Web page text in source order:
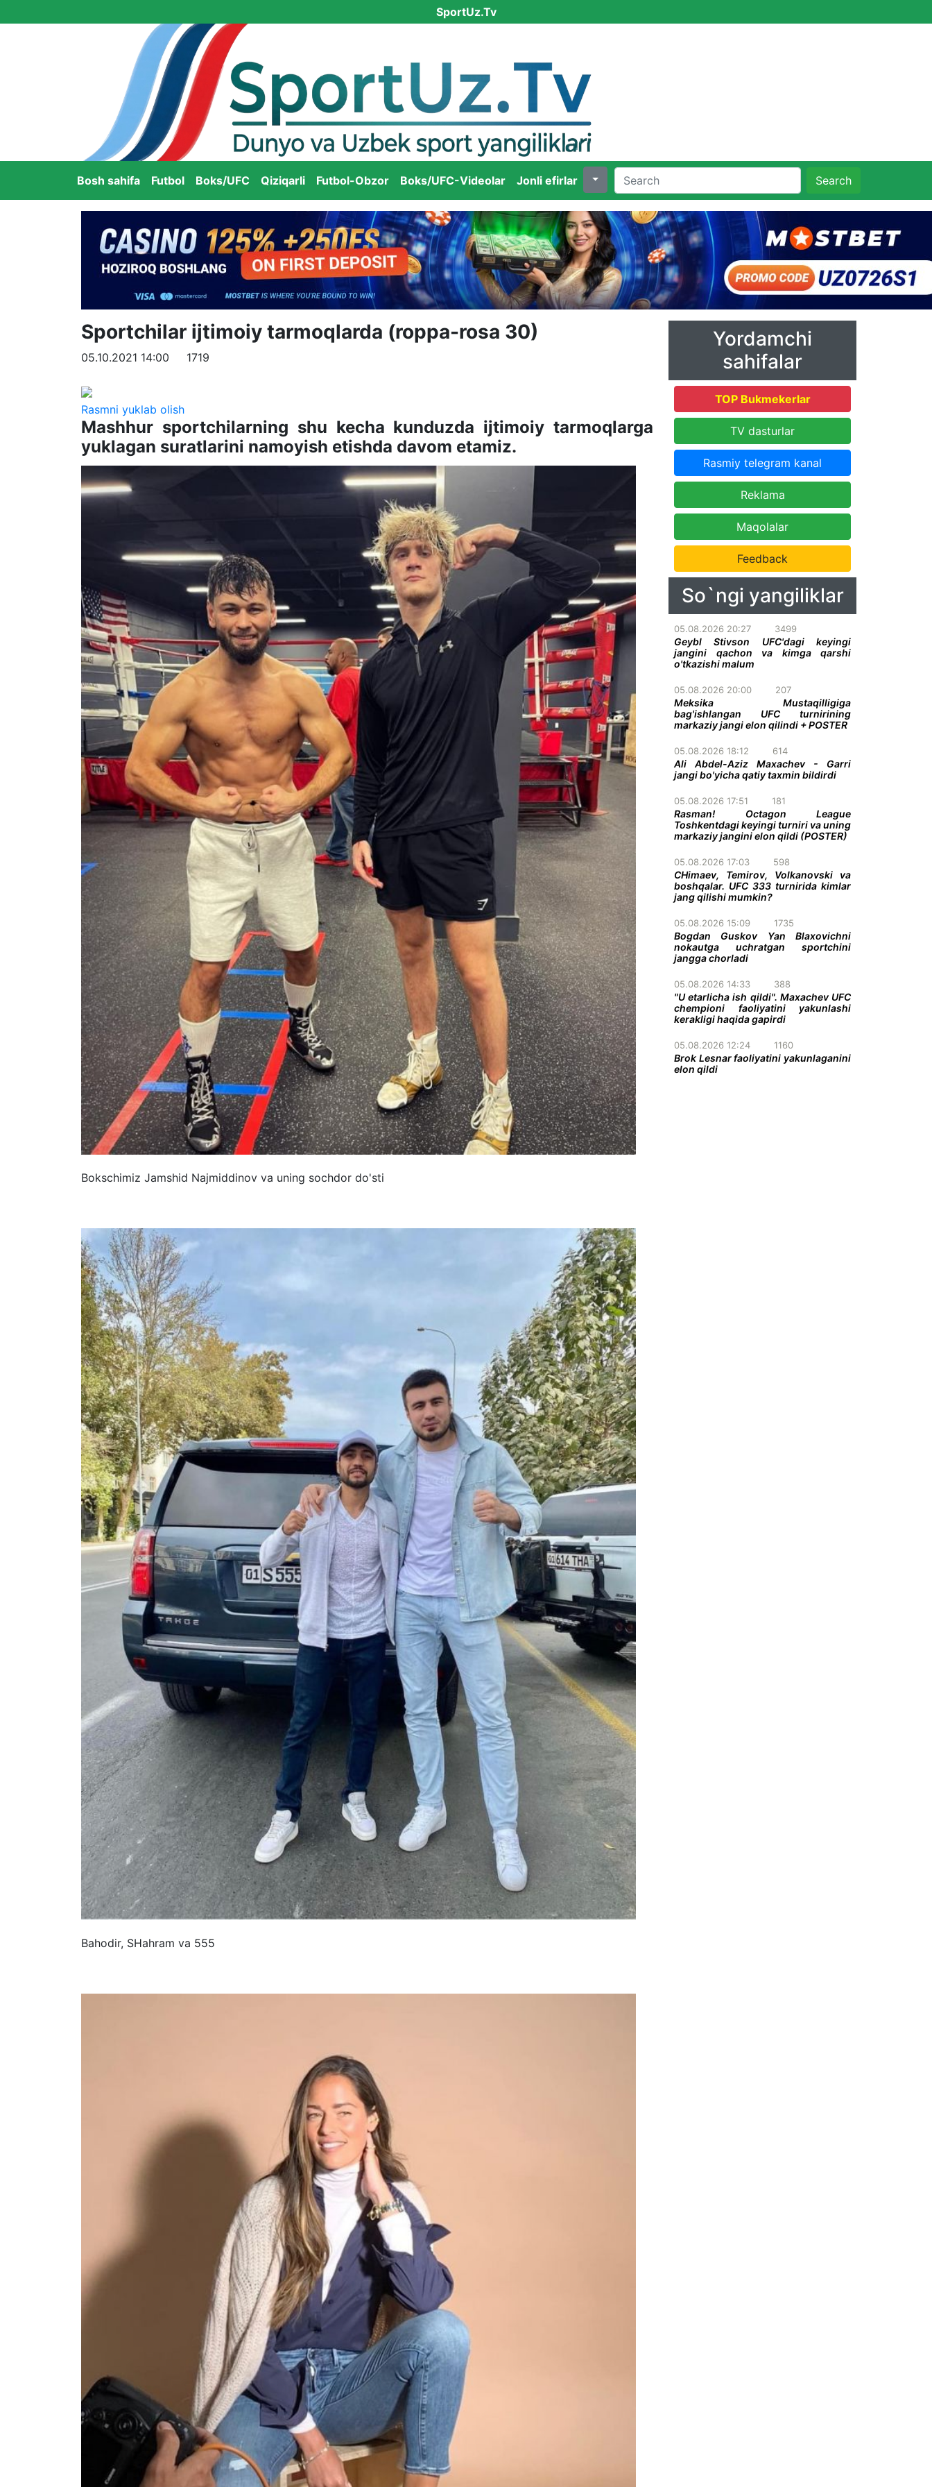
SportUz.Tv
Bosh sahifa Futbol Boks/UFC Qiziqarli Futbol-Obzor Boks/UFC-Videolar Jonli efirlar Search
Sportchilar ijtimoiy tarmoqlarda (roppa-rosa 30)
05.10.2021 14:00 1719
Rasmni yuklab olish
Mashhur sportchilarning shu kecha kunduzda ijtimoiy tarmoqlarga
yuklagan suratlarini namoyish etishda davom etamiz.
Bokschimiz Jamshid Najmiddinov va uning sochdor do'sti
Bahodir, SHahram va 555
Yordamchi
sahifalar
TOP Bukmekerlar
TV dasturlar
Rasmiy telegram kanal
Reklama
Maqolalar
Feedback
So`ngi yangiliklar
05.08.2026 20:27 3499
Geybl Stivson UFC'dagi keyingi
jangini qachon va kimga qarshi
o'tkazishi malum
05.08.2026 20:00 207
Meksika Mustaqilligiga
bag'ishlangan UFC turnirining
markaziy jangi elon qilindi + POSTER
05.08.2026 18:12 614
Ali Abdel-Aziz Maxachev - Garri
jangi bo'yicha qatiy taxmin bildirdi
05.08.2026 17:51 181
Rasman! Octagon League
Toshkentdagi keyingi turniri va uning
markaziy jangini elon qildi (POSTER)
05.08.2026 17:03 598
CHimaev, Temirov, Volkanovski va
boshqalar. UFC 333 turnirida kimlar
jang qilishi mumkin?
05.08.2026 15:09 1735
Bogdan Guskov Yan Blaxovichni
nokautga uchratgan sportchini
jangga chorladi
05.08.2026 14:33 388
"U etarlicha ish qildi". Maxachev UFC
chempioni faoliyatini yakunlashi
kerakligi haqida gapirdi
05.08.2026 12:24 1160
Brok Lesnar faoliyatini yakunlaganini
elon qildi